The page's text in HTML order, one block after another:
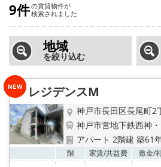
保証人不要
高級賃貸
リノベーション物件
ペット飼育可能
路線·駅から探す
地域から探す
9件の賃貸物件が
検索されました
地域
を絞り込む
レジデンスМ
神戸市長田区長尾町2
神戸市営地下鉄西神
アパート 2階建 築61
階 家賃/共益費 敷金/